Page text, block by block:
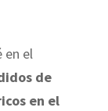
en el
de
en el